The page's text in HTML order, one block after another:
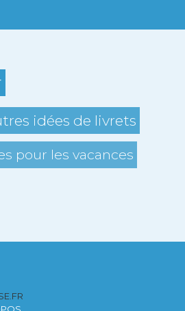
idées de livrets
pour les vacances